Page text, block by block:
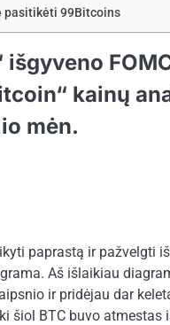
pasitikėti 99Bitcoins
išgyveno
kainų
mėn.
paprastą ir pažvelgti
Aš išlaikiau
ir pridėjau dar
šiol BTC buvo atmestas